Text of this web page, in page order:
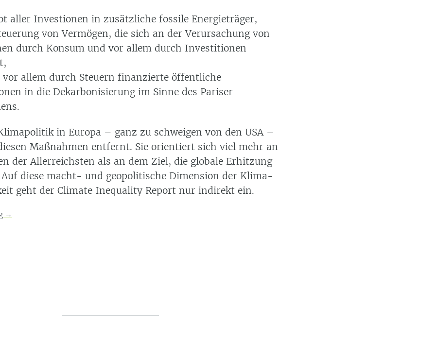
aller Investionen in zusätzliche fossile Energieträger,
von Vermögen, die sich an der Verursachung von
durch Konsum und vor allem durch Investitionen
vor allem durch Steuern finanzierte öffentliche
in die Dekarbonisierung im Sinne des Pariser
in Europa – ganz zu schweigen von den USA –
Maßnahmen entfernt. Sie orientiert sich viel mehr an
der Allerreichsten als an dem Ziel, die globale Erhitzung
diese macht- und geopolitische Dimension der Klima-
geht der Climate Inequality Report nur indirekt ein.
→